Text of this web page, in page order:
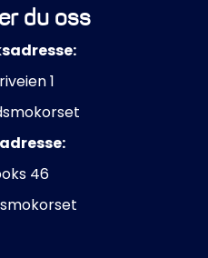
du oss
1
46